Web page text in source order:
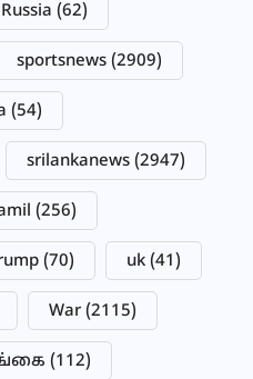
Russia (62)
sportsnews (2909)
(54)
srilankanews (2947)
(256)
(70) uk (41)
War (2115)
(112)